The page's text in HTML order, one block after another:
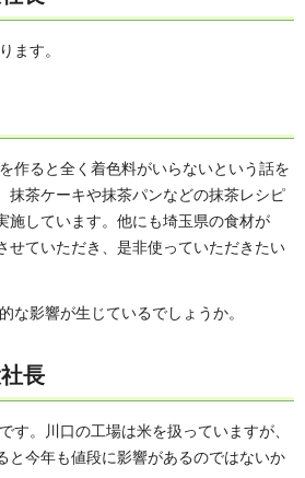
ます。
作ると全く着色料がいらないという話を
抹茶ケーキや抹茶パンなどの抹茶レシピ
施しています。他にも埼玉県の食材が
せていただき、是非使っていただきたい
な影響が生じているでしょうか。
長
す。川口の工場は米を扱っていますが、
と今年も値段に影響があるのではないか